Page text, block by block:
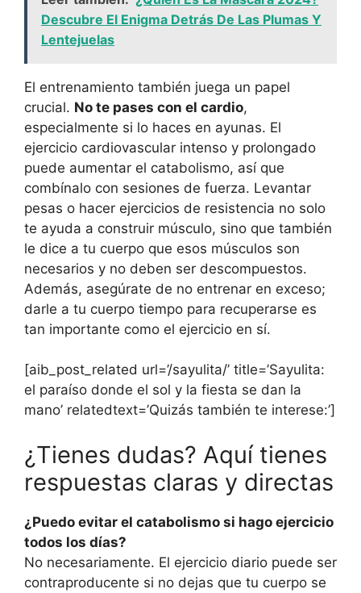
Descubre El Enigma Detrás De Las Plumas Y
Lentejuelas
El entrenamiento también juega un papel
crucial. No te pases con el cardio,
especialmente si lo haces en ayunas. El
ejercicio cardiovascular intenso y prolongado
puede aumentar el catabolismo, así que
combínalo con sesiones de fuerza. Levantar
pesas o hacer ejercicios de resistencia no solo
te ayuda a construir músculo, sino que también
le dice a tu cuerpo que esos músculos son
necesarios y no deben ser descompuestos.
Además, asegúrate de no entrenar en exceso;
darle a tu cuerpo tiempo para recuperarse es
tan importante como el ejercicio en sí.
[aib_post_related url=’/sayulita/’ title=’Sayulita:
el paraíso donde el sol y la fiesta se dan la
mano’ relatedtext=’Quizás también te interese:’]
¿Tienes dudas? Aquí tienes
respuestas claras y directas
¿Puedo evitar el catabolismo si hago ejercicio
todos los días?
No necesariamente. El ejercicio diario puede ser
contraproducente si no dejas que tu cuerpo se